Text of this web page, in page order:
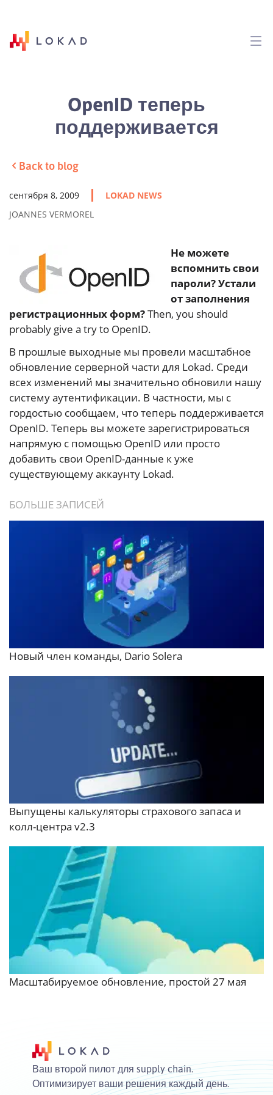
OpenID теперь
поддерживается
Back to blog
сентября 8, 2009
LOKAD NEWS
JOANNES VERMOREL
Не можете
вспомнить свои
пароли? Устали
от заполнения
регистрационных форм?Then, you should
probably give a try to OpenID.
В прошлые выходные мы провели масштабное
обновление серверной части для Lokad. Среди
всех изменений мы значительно обновили нашу
систему аутентификации. В частности, мы с
гордостью сообщаем, что теперь поддерживается
OpenID. Теперь вы можете зарегистрироваться
напрямую с помощью OpenID или просто
добавить свои OpenID-данные к уже
существующему аккаунту Lokad.
БОЛЬШЕ ЗАПИСЕЙ
Новый член команды, Dario Solera
Выпущены калькуляторы страхового запаса и
колл-центра v2.3
Масштабируемое обновление, простой 27 мая
Ваш второй пилот для supply chain.
Оптимизирует ваши решения каждый день.